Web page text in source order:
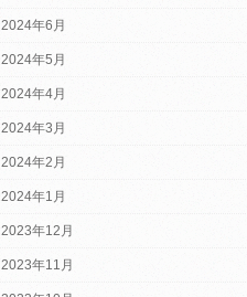
2024年6月
2024年5月
2024年4月
2024年3月
2024年2月
2024年1月
2023年12月
2023年11月